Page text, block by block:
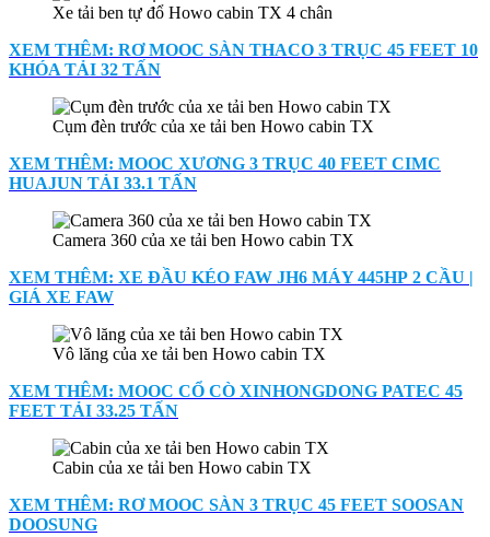
Xe tải ben tự đổ Howo cabin TX 4 chân
XEM THÊM: RƠ MOOC SÀN THACO 3 TRỤC 45 FEET 10
KHÓA TẢI 32 TẤN
Cụm đèn trước của xe tải ben Howo cabin TX
XEM THÊM: MOOC XƯƠNG 3 TRỤC 40 FEET CIMC
HUAJUN TẢI 33.1 TẤN
Camera 360 của xe tải ben Howo cabin TX
XEM THÊM: XE ĐẦU KÉO FAW JH6 MÁY 445HP 2 CẦU |
GIÁ XE FAW
Vô lăng của xe tải ben Howo cabin TX
XEM THÊM: MOOC CỔ CÒ XINHONGDONG PATEC 45
FEET TẢI 33.25 TẤN
Cabin của xe tải ben Howo cabin TX
XEM THÊM: RƠ MOOC SÀN 3 TRỤC 45 FEET SOOSAN
DOOSUNG